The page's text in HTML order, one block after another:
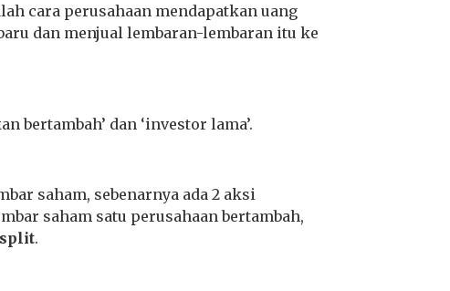
cara perusahaan mendapatkan uang
dan menjual lembaran-lembaran itu ke
bertambah’ dan ‘investor lama’.
saham, sebenarnya ada 2 aksi
saham satu perusahaan bertambah,
.